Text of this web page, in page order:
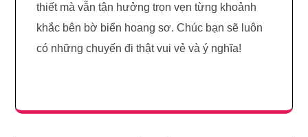
thiết mà vẫn tận hưởng trọn vẹn từng khoảnh
khắc bên bờ biển hoang sơ. Chúc bạn sẽ luôn
có những chuyến đi thật vui vẻ và ý nghĩa!